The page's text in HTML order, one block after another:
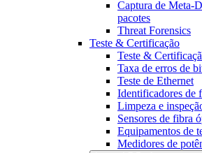
Captura de Meta-
pacotes
Threat Forensics
Teste & Certificação
Teste &
Taxa de erros de
Teste de Ethernet
Identificadores de
Limpeza e
Sensores de fibra
Equipamentos de
Medidores de